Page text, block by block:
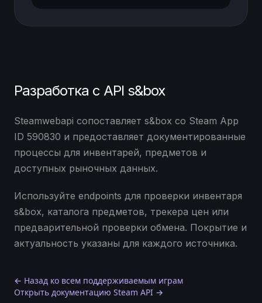
Разработка с API s&box
Steamwebapi сопоставляет s&box со Steam App
ID 590830 и предоставляет документированные
процессы для инвентарей, предметов и
доступных рыночных данных.
Используйте endpoints для проверки инвентаря
s&box, каталога предметов, трекера цен или
предварительной проверки обмена. Покрытие и
актуальность указаны для каждого источника.
← Назад ко всем поддерживаемым играм
Открыть документацию Steam API →